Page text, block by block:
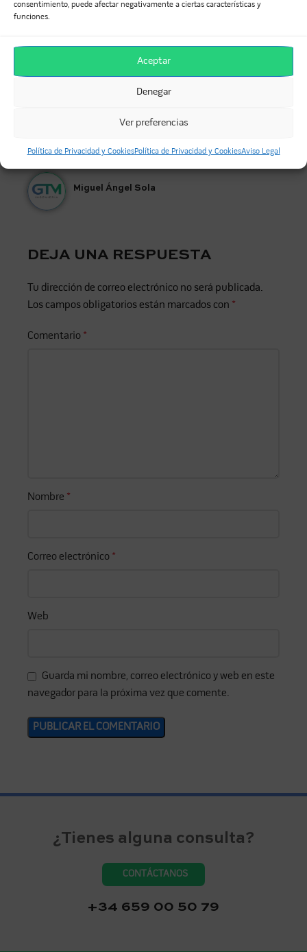
consentimiento, puede afectar negativamente a ciertas características y
funciones.
Aceptar
Denegar
Ver preferencias
Política de Privacidad y CookiesPolítica de Privacidad y CookiesAviso Legal
Charlamos con José Manuel Chacón
Miguel Ángel Sola
DEJA UNA RESPUESTA
Tu dirección de correo electrónico no será publicada.
Los campos obligatorios están marcados con *
Comentario *
Nombre *
Correo electrónico *
Web
Guarda mi nombre, correo electrónico y web en este
navegador para la próxima vez que comente.
¿Tienes alguna consulta?
CONTÁCTANOS
+34 659 00 50 79